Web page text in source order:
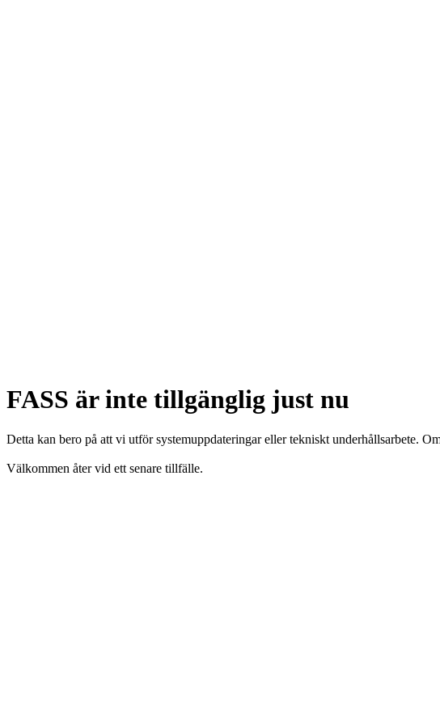
FASS är inte tillgänglig just nu
Detta kan bero på att vi utför systemuppdateringar eller tekniskt underhållsarbete.
Välkommen åter vid ett senare tillfälle.